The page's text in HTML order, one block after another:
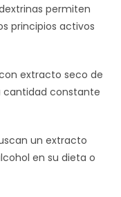
permiten
principios activos
extracto seco de
cantidad constante
un extracto
en su dieta o